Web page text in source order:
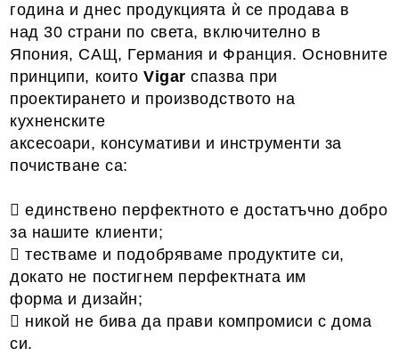
година и днес продукцията ѝ се продава в
над 30 страни по света, включително в
Япония, САЩ, Германия и Франция. Основните
принципи, които Vigar спазва при
проектирането и производството на
кухненските
аксесоари, консумативи и инструменти за
почистване са:
 единствено перфектното е достатъчно добро
за нашите клиенти;
 тестваме и подобряваме продуктите си,
докато не постигнем перфектната им
форма и дизайн;
 никой не бива да прави компромиси с дома
си.